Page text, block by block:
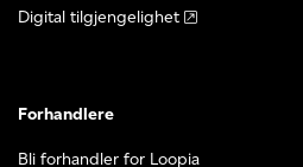
Digital tilgjengelighet
Forhandlere
Bli forhandler for Loopia